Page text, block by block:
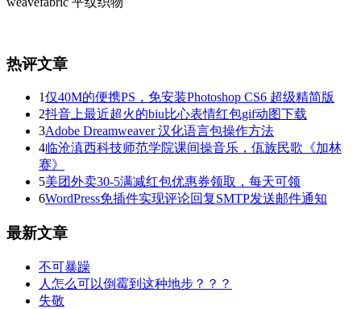
热评文章
1仅40M的便携PS，免安装Photoshop CS6 超级精简版
2抖音上最近超火的biu比心表情红包gif动图下载
3Adobe Dreamweaver 汉化语言包操作方法
4临沧滇西科技师范学院课间操音乐，佤族民歌《加林
赛》
5美团外卖30-5满减红包优惠券领取，每天可领
6WordPress免插件实现评论回复SMTP发送邮件通知
最新文章
不可暴躁
人怎么可以倒霉到这种地步？？？
失敬